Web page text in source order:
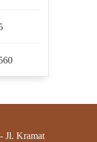
Jl. Kramat